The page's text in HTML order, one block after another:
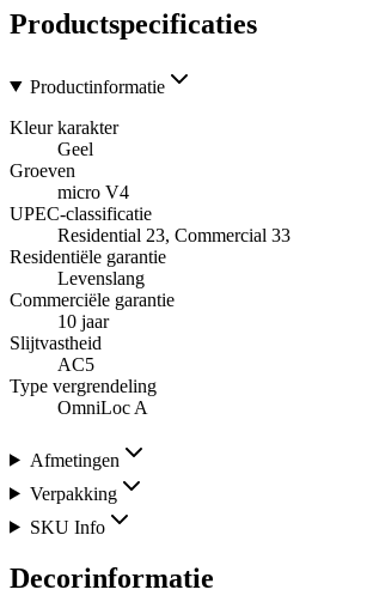
Productspecificaties
Productinformatie
Kleur karakter
Geel
Groeven
micro V4
UPEC-classificatie
Residential 23, Commercial 33
Residentiële garantie
Levenslang
Commerciële garantie
10 jaar
Slijtvastheid
AC5
Type vergrendeling
OmniLoc A
Afmetingen
Verpakking
SKU Info
Decorinformatie